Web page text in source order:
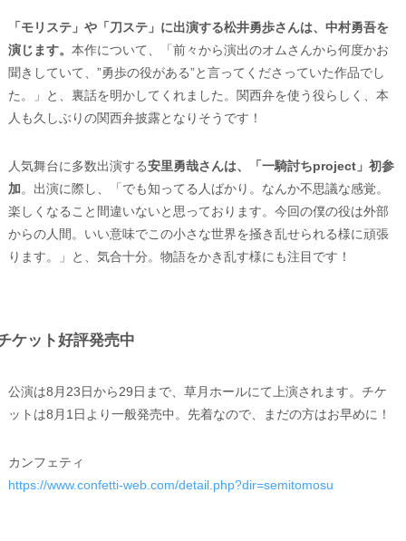
「モリステ」や「刀ステ」に出演する松井勇歩さんは、中村勇吾を
演じます。 本作について、「前々から演出のオムさんから何度かお
聞きしていて、”勇歩の役がある”と言ってくださっていた作品でし
た。」と、裏話を明かしてくれました。関西弁を使う役らしく、本
人も久しぶりの関西弁披露となりそうです！
人気舞台に多数出演する安里勇哉さんは、「一騎討ちproject」初参
加。出演に際し、「でも知ってる人ばかり。なんか不思議な感覚。
楽しくなること間違いないと思っております。今回の僕の役は外部
からの人間。いい意味でこの小さな世界を掻き乱せられる様に頑張
ります。」と、気合十分。物語をかき乱す様にも注目です！
ケット好評発売中
公演は8月23日から29日まで、草月ホールにて上演されます。チケ
ットは8月1日より一般発売中。先着なので、まだの方はお早めに！
カンフェティ
https://www.confetti-web.com/detail.php?dir=semitomosu